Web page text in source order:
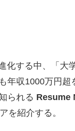
化する中、「大
年収1000万円
られる Resume
を紹介する。